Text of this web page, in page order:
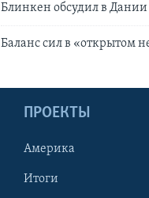
Блинкен обсудил в Дании
Баланс сил в «открытом
ПРОЕКТЫ
Америка
Итоги